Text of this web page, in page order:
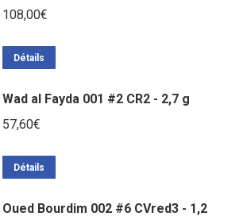
108,00€
Détails
Wad al Fayda 001 #2 CR2 - 2,7 g
57,60€
Détails
Oued Bourdim 002 #6 CVred3 - 1,2